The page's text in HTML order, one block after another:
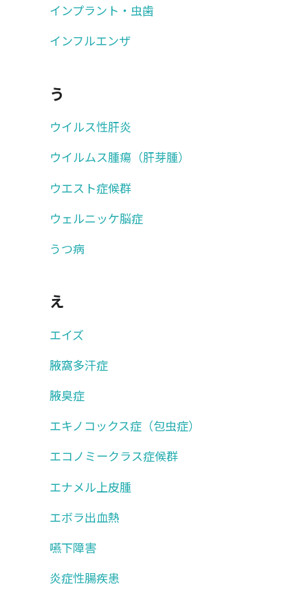
インプラント・虫歯
インフルエンザ
う
ウイルス性肝炎
ウイルムス腫瘍（肝芽腫）
ウエスト症候群
ウェルニッケ脳症
うつ病
え
エイズ
腋窩多汗症
腋臭症
エキノコックス症（包虫症）
エコノミークラス症候群
エナメル上皮腫
エボラ出血熱
嚥下障害
炎症性腸疾患